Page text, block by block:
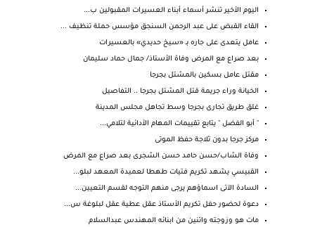
اليوم الأخير تنشر أسماء أبناء العسيرات المقبولين ب...
القاء القبض على عبد الرحمن السنجق مؤسس حملة تنظيف ...
عامل يتعدى على جاره بـ «سيخ حديدي» بالعسيرات
بعد صراع مع المرض وفاة الأستاذ/ جمال حماد سليمان
مقتل عامل بسكين بالمشتل بجرجا
الخيانة وراء جريمة قتل المشتل بجرجا .. التفاصيل
غلق طريق تجارى بجرجا وسط تجاهل مجلس المدينة
" أبو الفضل " يتابع تقييمات المهام الأدائية لتلامي...
مركز جرجا بدون ثلاجة حفظ الموتى
وفاة الشاب/حسن حامد حسن الشجرى بعد صراع مع المرض
القبيسي يشهد تكريم فتيات طهطا لعميدة المعهد لبلو...
السادة الآتى اسماؤهم يرجى منهم التوجه لقسم التعيين...
دعوة لحضور حفل تكريم الأستاذ عقل عطية عقل لبلوغة س...
مات هو وزوجته واتنين من ابنائه المهندس عبدالسلام